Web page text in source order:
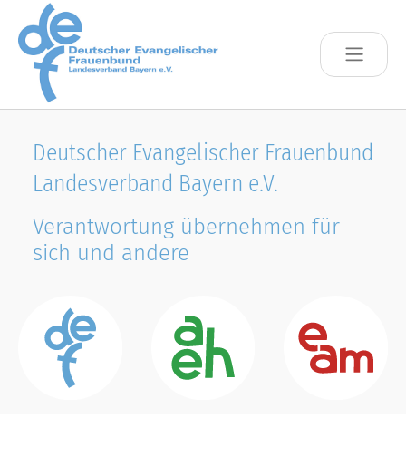
Skip to main content
Deutscher Evangelischer Frauenbund
Landesverband Bayern e.V.
Verantwortung übernehmen für
sich und andere